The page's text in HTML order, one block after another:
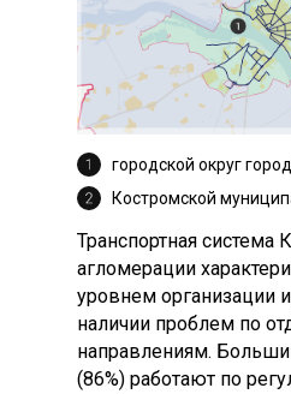
Транспортная система
агломерации
уровнем организации
наличии проблем по
направлениям.
(86%) работают по
городской округ
Костромской